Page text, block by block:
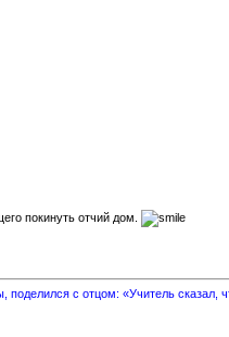
покинуть отчий дом.
с отцом: «Учитель